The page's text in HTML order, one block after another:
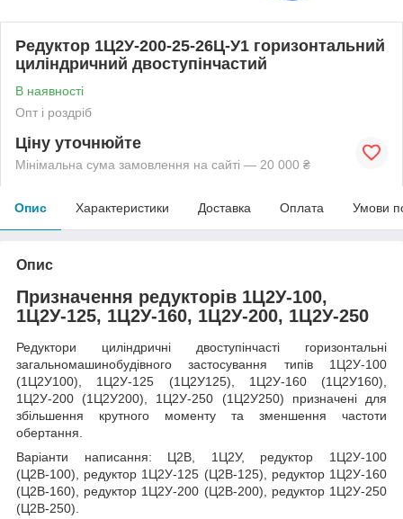
Редуктор 1Ц2У-200-25-26Ц-У1 горизонтальний
циліндричний двоступінчастий
В наявності
Опт і роздріб
Ціну уточнюйте
Мінімальна сума замовлення на сайті — 20 000 ₴
Опис Характеристики Доставка Оплата Умови
Опис
Призначення редукторів 1Ц2У-100,
1Ц2У-125, 1Ц2У-160, 1Ц2У-200, 1Ц2У-250
Редуктори циліндричні двоступінчасті горизонтальні
загальномашинобудівного застосування типів 1Ц2У-100
(1Ц2У100), 1Ц2У-125 (1Ц2У125), 1Ц2У-160 (1Ц2У160),
1Ц2У-200 (1Ц2У200), 1Ц2У-250 (1Ц2У250) призначені для
збільшення крутного моменту та зменшення частоти
обертання.
Варіанти написання: Ц2В, 1Ц2У, редуктор 1Ц2У-100
(Ц2В-100), редуктор 1Ц2У-125 (Ц2В-125), редуктор 1Ц2У-160
(Ц2В-160), редуктор 1Ц2У-200 (Ц2В-200), редуктор 1Ц2У-250
(Ц2В-250).